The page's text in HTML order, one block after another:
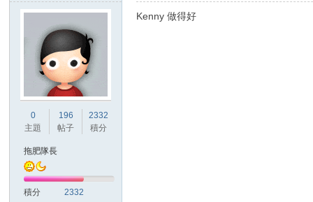
0
主題
196
帖子
2332
積分
拖肥隊長
積分 2332
Kenny 做得好